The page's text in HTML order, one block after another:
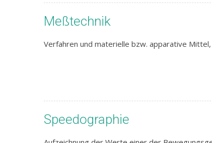
Meßtechnik
Verfahren und materielle bzw. apparative
Speedographie